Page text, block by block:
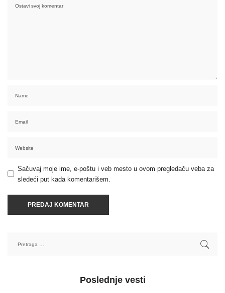
Sačuvaj moje ime, e-poštu i veb mesto u ovom pregledaču veba za
sledeći put kada komentarišem.
Poslednje vesti